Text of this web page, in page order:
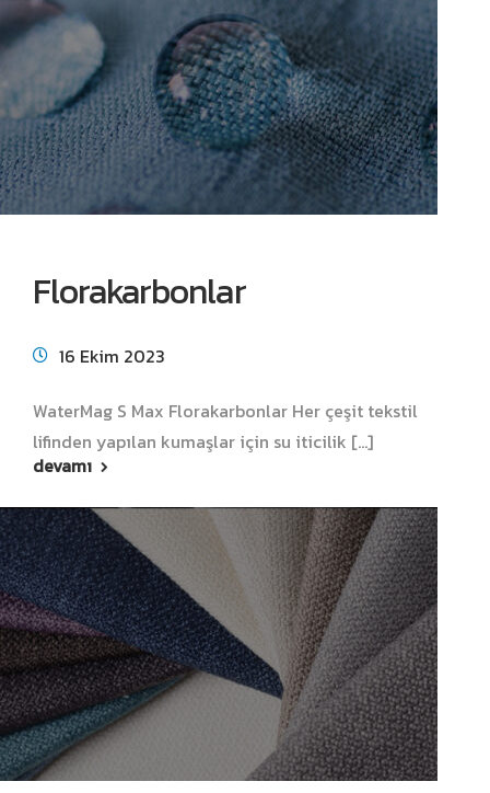
Florakarbonlar
16 Ekim 2023
WaterMag S Max Florakarbonlar Her çeşit tekstil
lifinden yapılan kumaşlar için su iticilik [...]
devamı